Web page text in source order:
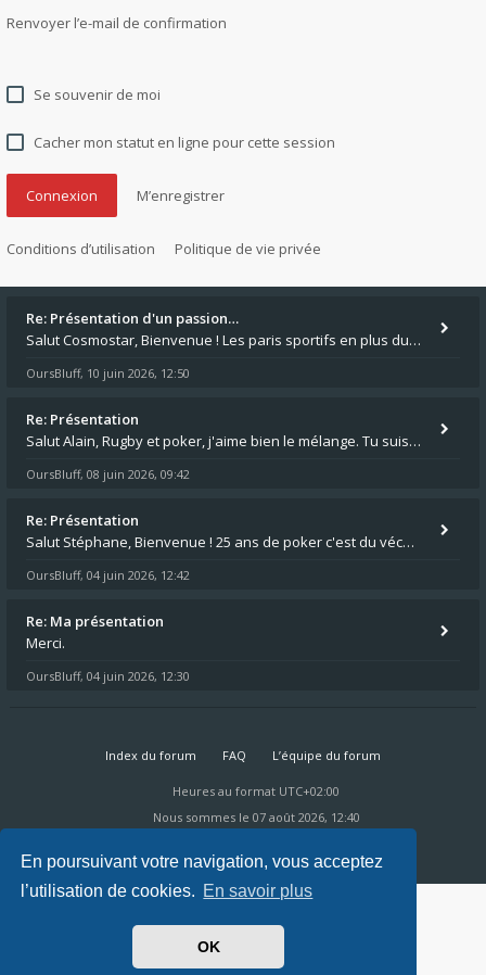
En poursuivant votre navigation, vous acceptez
l’utilisation de cookies. En savoir plus
OK
Renvoyer l’e-mail de confirmation
Se souvenir de moi
Cacher mon statut en ligne pour cette session
M’enregistrer
Conditions d’utilisation Politique de vie privée
Re: Présentation d'un passion…
Salut Cosmostar, Bienvenue ! Les paris sportifs en plus du poker, c'est ce que je fais aussi. Surtout la NBA, je mise su
OursBluff, 10 juin 2026, 12:50
Re: Présentation
Salut Alain, Rugby et poker, j'aime bien le mélange. Tu suis le rugby du coin ? Moi j'essaie d'aller voir des matchs de
OursBluff, 08 juin 2026, 09:42
Re: Présentation
Salut Stéphane, Bienvenue ! 25 ans de poker c'est du vécu quand même. Moi je suis relativementnouveau (2018) mais j'ai a
OursBluff, 04 juin 2026, 12:42
Re: Ma présentation
Merci.
OursBluff, 04 juin 2026, 12:30
Index du forum FAQ L’équipe du forum
Heures au format UTC+02:00
Nous sommes le 07 août 2026, 12:40
Ravaio Theme by Gramziu